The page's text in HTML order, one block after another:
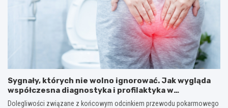
Sygnały, których nie wolno ignorować. Jak wygląda
współczesna diagnostyka i profilaktyka w
proktologii?
Dolegliwości związane z końcowym odcinkiem przewodu pokarmowego